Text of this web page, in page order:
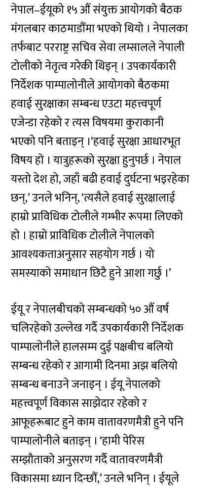
नेपाल–ईयूको १५ औं संयुक्त आयोगको बैठक
मंगलबार काठमाडौंमा भएको थियो । नेपालका
तर्फबाट परराष्ट्र सचिव सेवा लम्सालले नेपाली
टोलीको नेतृत्व गरेकी थिइन् । उपकार्यकारी
निर्देशक पाम्पालोनीले आयोगको बैठकमा
हवाई सुरक्षाका सम्बन्ध एउटा महत्त्वपूर्ण
एजेन्डा रहेको र त्यस विषयमा कुराकानी
भएको पनि बताइन् ।‘हवाई सुरक्षा आधारभूत
विषय हो । यात्रुहरूको सुरक्षा हुनुपर्छ । नेपाल
यस्तो देश हो, जहाँ बढी हवाई दुर्घटना भइरहेका
छन्,’ उनले भनिन्, ‘त्यसैले हवाई सुरक्षालाई
हाम्रो प्राविधिक टोलीले गम्भीर रूपमा लिएको
हो । हाम्रो प्राविधिक टोलीले नेपालको
आवश्यकताअनुसार सहयोग गर्छ । यो
समस्याको समाधान छिटै हुने आशा गर्छु ।’
ईयू र नेपालबीचको सम्बन्धको ५० औं वर्ष
चलिरहेको उल्लेख गर्दै उपकार्यकारी निर्देशक
पाम्पालोनीले हालसम्म दुई पक्षबीच बलियो
सम्बन्ध रहेको र आगामी दिनमा अझ बलियो
सम्बन्ध बनाउने जनाइन् । ईयू नेपालको
महत्त्वपूर्ण विकास साझेदार रहेको र
आफूहरूबाट हुने काम वातावरणमैत्री हुने पनि
पाम्पालोनीले बताइन् । ‘हामी पेरिस
सम्झौताको अनुसरण गर्दै वातावरणमैत्री
विकासमा ध्यान दिन्छौं,’ उनले भनिन् । ईयूले